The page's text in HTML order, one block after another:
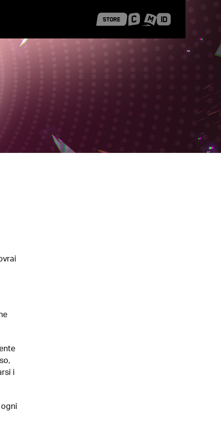
Career Stories
i